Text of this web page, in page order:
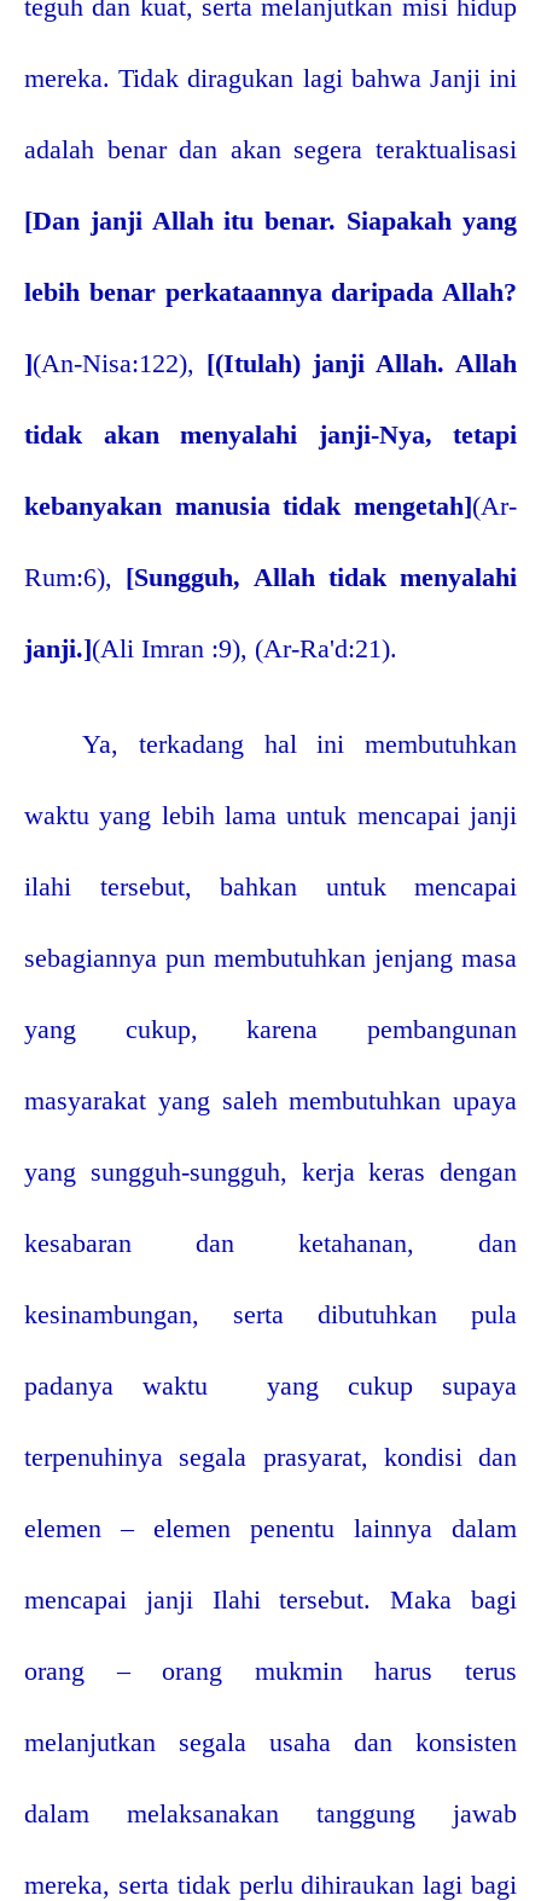
teguh dan kuat, serta melanjutkan misi hidup
mereka. Tidak diragukan lagi bahwa Janji ini
adalah benar dan akan segera teraktualisasi
[Dan janji Allah itu benar. Siapakah yang
lebih benar perkataannya daripada Allah?
](An-Nisa:122), [(Itulah) janji Allah. Allah
tidak akan menyalahi janji-Nya, tetapi
kebanyakan manusia tidak mengetah](Ar-
Rum:6), [Sungguh, Allah tidak menyalahi
janji.](Ali Imran :9), (Ar-Ra'd:21).
Ya, terkadang hal ini membutuhkan
waktu yang lebih lama untuk mencapai janji
ilahi tersebut, bahkan untuk mencapai
sebagiannya pun membutuhkan jenjang masa
yang cukup, karena pembangunan
masyarakat yang saleh membutuhkan upaya
yang sungguh-sungguh, kerja keras dengan
kesabaran dan ketahanan, dan
kesinambungan, serta dibutuhkan pula
padanya waktu yang cukup supaya
terpenuhinya segala prasyarat, kondisi dan
elemen – elemen penentu lainnya dalam
mencapai janji Ilahi tersebut. Maka bagi
orang – orang mukmin harus terus
melanjutkan segala usaha dan konsisten
dalam melaksanakan tanggung jawab
mereka, serta tidak perlu dihiraukan lagi bagi